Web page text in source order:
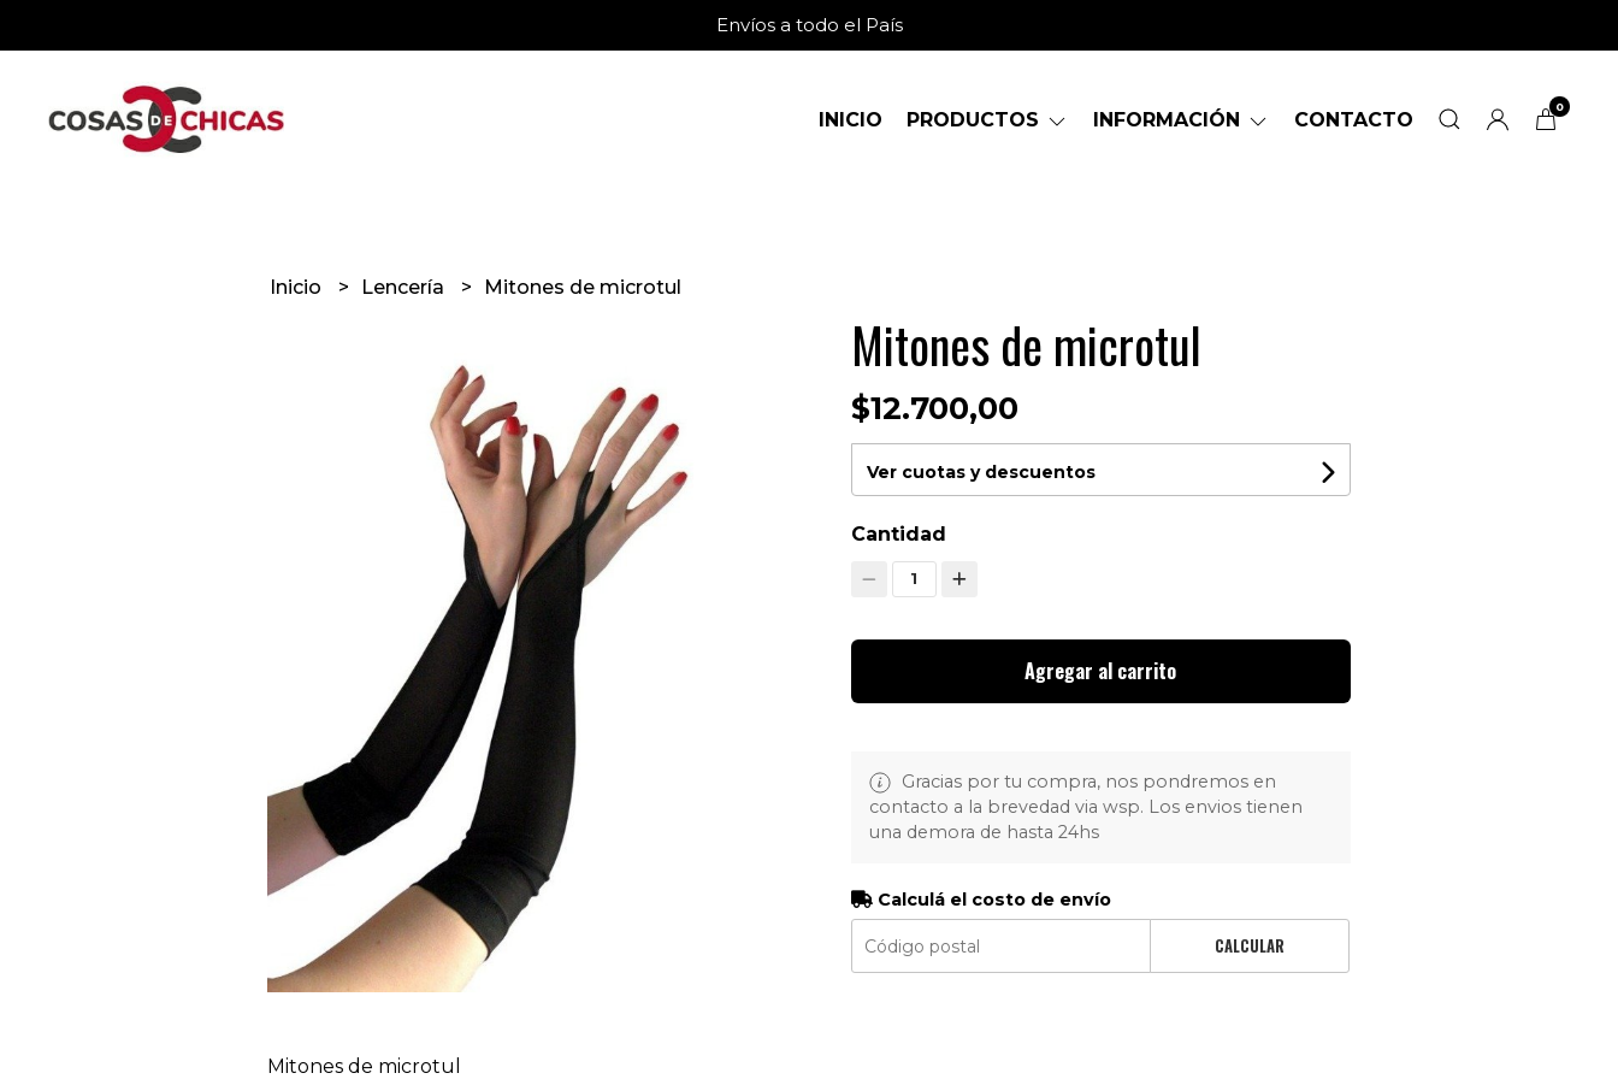
Envíos a todo el País
INICIO PRODUCTOS INFORMACIÓN CONTACTO
0
Inicio Lencería Mitones de microtul
Mitones de microtul
Mitones de microtul
$12.700,00
Ver cuotas y descuentos
Cantidad
1
Agregar al carrito
Gracias por tu compra, nos pondremos en
contacto a la brevedad via wsp. Los envios tienen
una demora de hasta 24hs
Calculá el costo de envío
CALCULAR